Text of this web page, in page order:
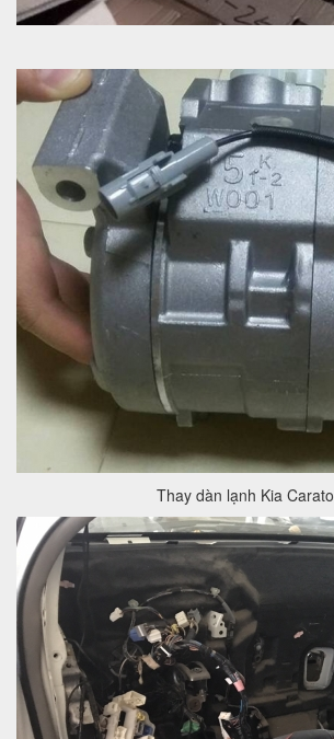
Thay dàn lạnh Kia Carato